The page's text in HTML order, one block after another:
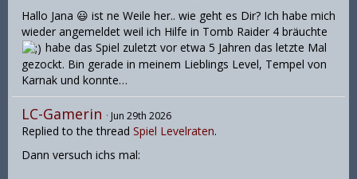
Hallo Jana 😃 ist ne Weile her.. wie geht es Dir? Ich habe mich
wieder angemeldet weil ich Hilfe in Tomb Raider 4 bräuchte
habe das Spiel zuletzt vor etwa 5 Jahren das letzte Mal
gezockt. Bin gerade in meinem Lieblings Level, Tempel von
Karnak und konnte…
LC-Gamerin Jun 29th 2026
Replied to the thread Spiel Levelraten.
Dann versuch ichs mal: